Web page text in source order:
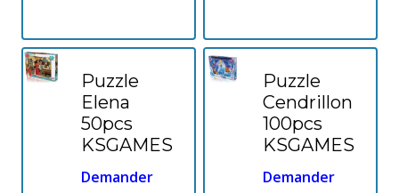
Puzzle
Elena
50pcs
KSGAMES
Demander
Puzzle
Cendrillon
100pcs
KSGAMES
Demander